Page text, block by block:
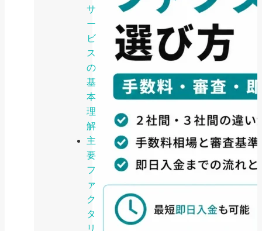
サ
ー
ビ
ス
の
基
本
理
解
主
要
フ
ァ
ク
タ
リ